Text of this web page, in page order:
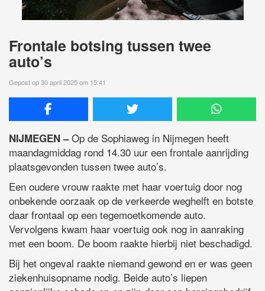
Frontale botsing tussen twee
auto’s
Gepost op 30 april 2025 om 15:41
NIJMEGEN –Op de Sophiaweg in Nijmegen heeft
maandagmiddag rond 14.30 uur een frontale aanrijding
plaatsgevonden tussen twee auto’s.
Een oudere vrouw raakte met haar voertuig door nog
onbekende oorzaak op de verkeerde weghelft en botste
daar frontaal op een tegemoetkomende auto.
Vervolgens kwam haar voertuig ook nog in aanraking
met een boom. De boom raakte hierbij niet beschadigd.
Bij het ongeval raakte niemand gewond en er was geen
ziekenhuisopname nodig. Beide auto’s liepen